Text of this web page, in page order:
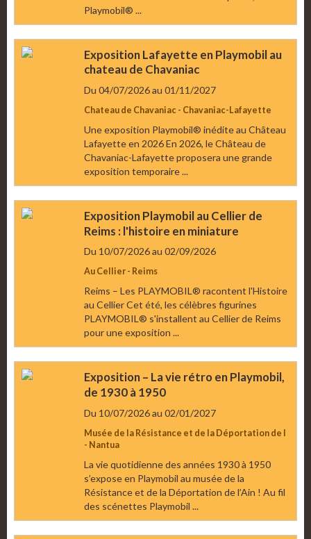
Playmobil® ...
Exposition Lafayette en Playmobil au
chateau de Chavaniac
Du 04/07/2026au 01/11/2027
Chateau de Chavaniac - Chavaniac-Lafayette
Une exposition Playmobil® inédite au Château
Lafayette en 2026 En 2026, le Château de
Chavaniac-Lafayette proposera une grande
exposition temporaire ...
Exposition Playmobil au Cellier de
Reims : l'histoire en miniature
Du 10/07/2026au 02/09/2026
Au Cellier - Reims
Reims – Les PLAYMOBIL® racontent l'Histoire
au Cellier Cet été, les célèbres figurines
PLAYMOBIL® s'installent au Cellier de Reims
pour une exposition ...
Exposition – La vie rétro en Playmobil,
de 1930 à 1950
Du 10/07/2026au 02/01/2027
Musée de la Résistance et de la Déportation de l
- Nantua
La vie quotidienne des années 1930 à 1950
s’expose en Playmobil au musée de la
Résistance et de la Déportation de l’Ain ! Au fil
des scénettes Playmobil ...